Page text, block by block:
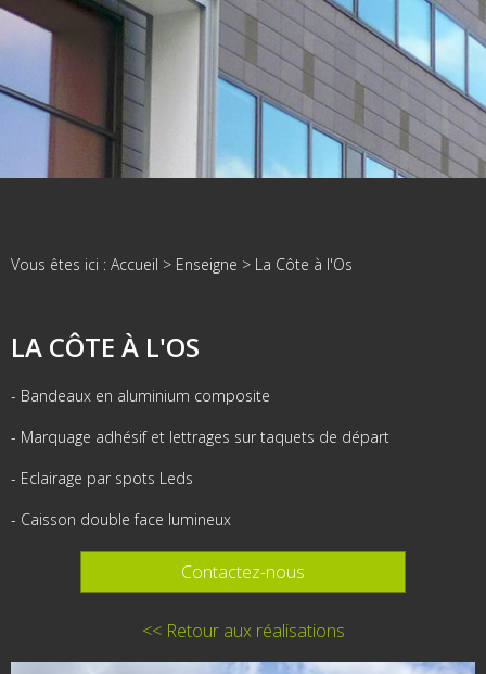
Vous êtes ici : Accueil > Enseigne > La Côte à l'Os
LA CÔTE À L'OS
- Bandeaux en aluminium composite
- Marquage adhésif et lettrages sur taquets de départ
- Eclairage par spots Leds
- Caisson double face lumineux
Contactez-nous
<< Retour aux réalisations